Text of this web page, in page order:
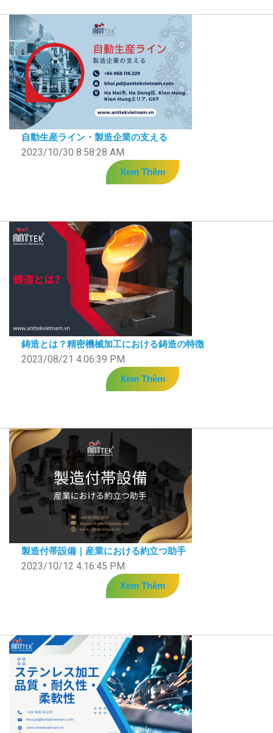
自動生産ライン・製造企業の支える
2023/10/30 8:58:28 AM
Xem Thêm
鋳造とは？精密機械加工における鋳造の特徴
2023/08/21 4:06:39 PM
Xem Thêm
製造付帯設備｜産業における約立つ助手
2023/10/12 4:16:45 PM
Xem Thêm